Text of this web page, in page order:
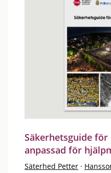
Säkerhetsguide för
anpassad för
Säterhed Petter ·